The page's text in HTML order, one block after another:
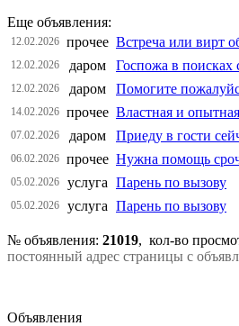
Еще объявления:
12.02.2026 прочее Встреча или вирт
12.02.2026 даром Госпожа в поисках
12.02.2026 даром Помогите
14.02.2026 прочее Властная и
07.02.2026 даром Приеду в гости
06.02.2026 прочее Нужна помощь
05.02.2026 услуга Парень по вызову
05.02.2026 услуга Парень по вызову
№ объявления: 21019, кол-во
постоянный адрес страницы с
Объявления